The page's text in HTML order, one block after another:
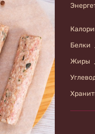
Белки
Жиры